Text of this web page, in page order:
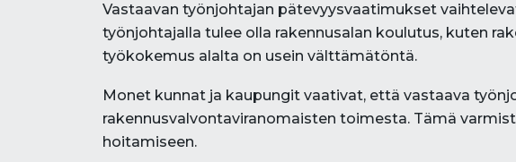
Vastaavan työnjohtajan pätevyysvaatimukset
työnjohtajalla tulee olla rakennusalan koulutus, kuten
työkokemus alalta on usein välttämätöntä.
Monet kunnat ja kaupungit vaativat, että vastaava
rakennusvalvontaviranomaisten toimesta. Tämä
hoitamiseen.